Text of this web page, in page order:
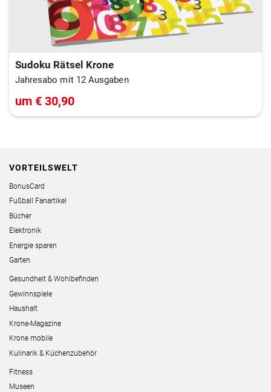
Sudoku Rätsel Krone
Jahresabo mit 12 Ausgaben
um € 30,90
VORTEILSWELT
BonusCard
Fußball Fanartikel
Bücher
Elektronik
Energie sparen
Garten
Gesundheit & Wohlbefinden
Gewinnspiele
Haushalt
Krone-Magazine
Krone mobile
Kulinarik & Küchenzubehör
Fitness
Museen